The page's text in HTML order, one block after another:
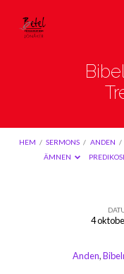
HEM / SERMONS / ANDEN /
ÄMNEN
4
Anden,